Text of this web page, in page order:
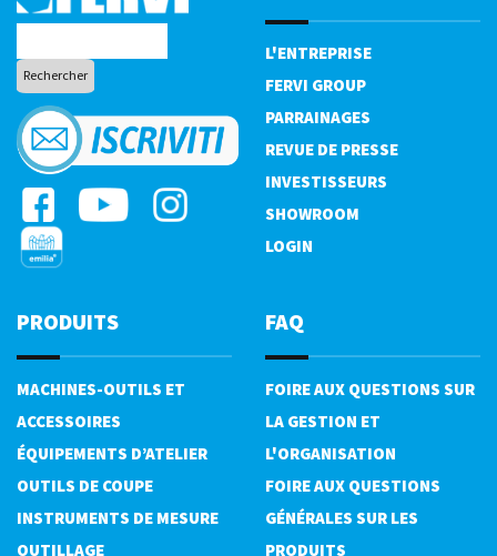
L'ENTREPRISE
FERVI GROUP
PARRAINAGES
REVUE DE PRESSE
INVESTISSEURS
SHOWROOM
LOGIN
PRODUITS
MACHINES-OUTILS ET
ACCESSOIRES
ÉQUIPEMENTS D’ATELIER
OUTILS DE COUPE
INSTRUMENTS DE MESURE
OUTILLAGE
FAQ
FOIRE AUX QUESTIONS SUR
LA GESTION ET
L'ORGANISATION
FOIRE AUX QUESTIONS
GÉNÉRALES SUR LES
PRODUITS